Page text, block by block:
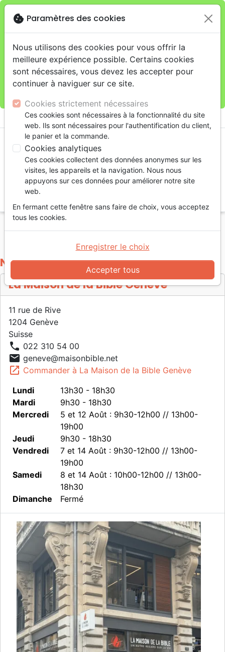
Je veux retirer ma commande au 11 rue de Rive,
Genèveclose
warningCette boutique en ligne est limitée au retrait en
magasin.
Pour les livraisons à domicile, veuillez passer vos
commandes sur la boutique La Maison de la Bible
shopping_cart
Accueil
Nos magasins
La Maison de la Bible Genève
Notre magasin
La Maison de la Bible Genève
11 rue de Rive
1204 Genève
Suisse
call;022 310 54 00
email geneve@maisonbible.net
launch Commander à La Maison de la Bible Genève
Lundi
13h30 - 18h30
Mardi
9h30 - 18h30
Mercredi
5 et 12 Août : 9h30-12h00 // 13h00-
19h00
Jeudi
9h30 - 18h30
Vendredi
7 et 14 Août : 9h30-12h00 // 13h00-
19h00
Samedi
8 et 14 Août : 10h00-12h00 // 13h00-
18h30
Dimanche
Fermé
cookie Paramètres des cookies
Nous utilisons des cookies pour vous offrir la
meilleure expérience possible. Certains cookies
sont nécessaires, vous devez les accepter pour
continuer à naviguer sur ce site.
Cookies strictement nécessaires
Ces cookies sont nécessaires à la fonctionnalité du site
web. Ils sont nécessaires pour l'authentification du client,
le panier et la commande.
Cookies analytiques
Ces cookies collectent des données anonymes sur les
visites, les appareils et la navigation. Nous nous
appuyons sur ces données pour améliorer notre site
web.
En fermant cette fenêtre sans faire de choix, vous acceptez
tous les cookies.
Accepter tous
Enregistrer le choix